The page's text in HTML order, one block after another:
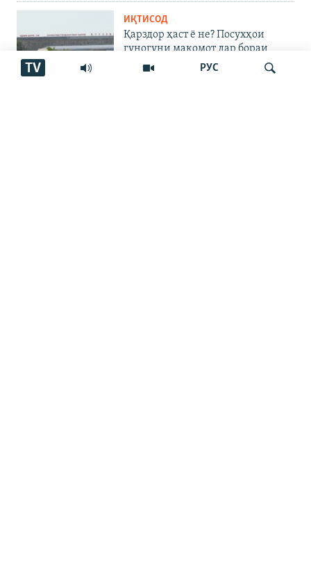
РУС
TV
ИҚТИСОД
Қарздор ҳаст ё не? Посухҳои
гуногуни мақомот дар бораи
корхонаи чинӣ